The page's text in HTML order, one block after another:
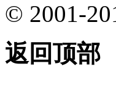
© 2001-
返回顶部